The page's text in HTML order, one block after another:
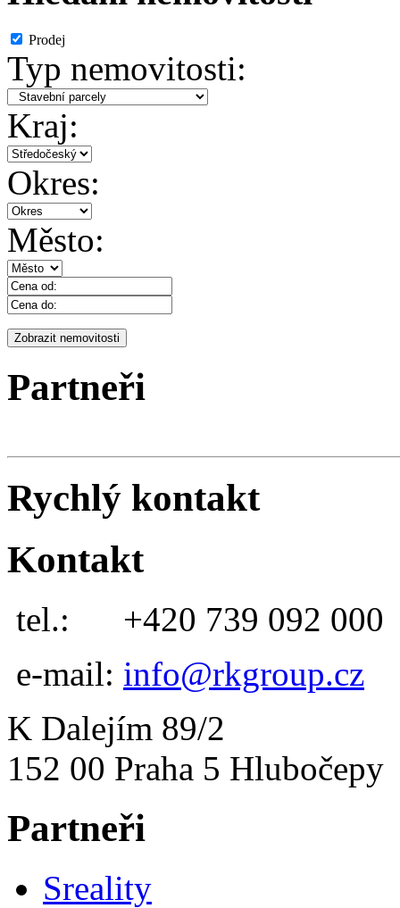
Prodej
Typ nemovitosti:
Kraj:
Okres:
Město:
Partneři
Rychlý kontakt
Kontakt
tel.: +420 739 092 000
e-mail: info@rkgroup.cz
K Dalejím 89/2
152 00 Praha 5 Hlubočepy
Partneři
Sreality